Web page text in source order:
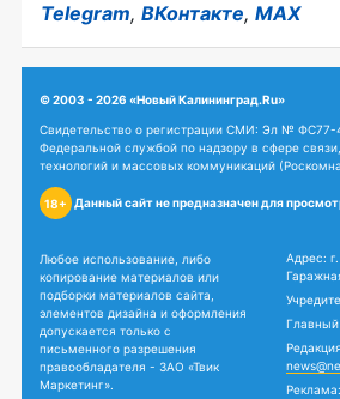
Telegram, ВКонтакте, MAX
© 2003 - 2026 «Новый Калининград.Ru»
Свидетельство о регистрации СМИ: Эл № ФС77-
Федеральной службой по надзору в сфере
технологий и массовых коммуникаций
18+ Данный сайт не предназначен для
Любое использование, либо
копирование материалов или
подборки материалов сайта,
элементов дизайна и оформления
допускается только с
письменного разрешения
правообладателя - ЗАО «Твик
Маркетинг».
Адрес:
Главный
Реклама: